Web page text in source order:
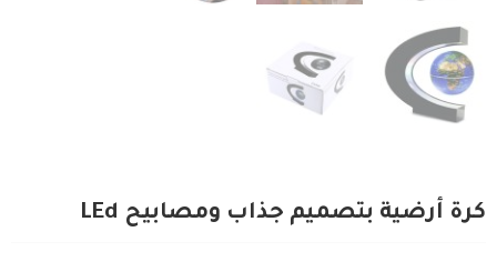
كرة أرضية بتصميم جذاب ومصابيح LEd